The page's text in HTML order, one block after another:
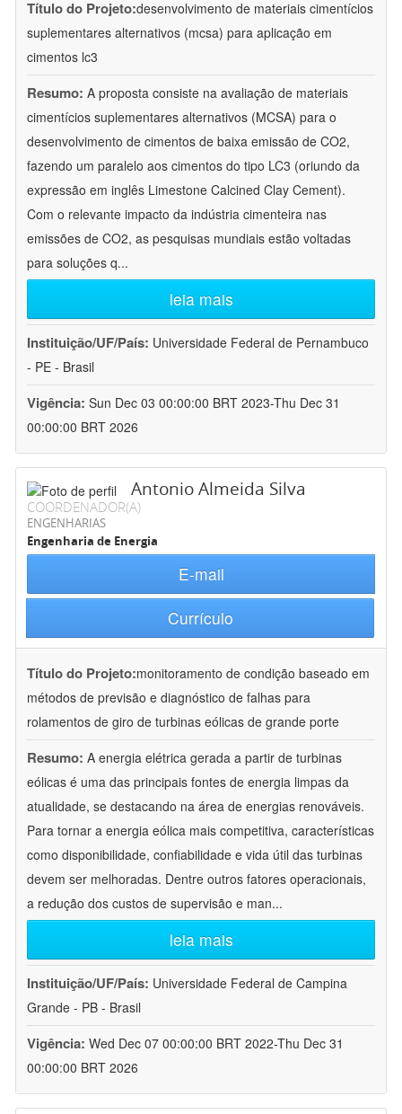
Título do Projeto:desenvolvimento de materiais cimentícios
suplementares alternativos (mcsa) para aplicação em
cimentos lc3
Resumo: A proposta consiste na avaliação de materiais
cimentícios suplementares alternativos (MCSA) para o
desenvolvimento de cimentos de baixa emissão de CO2,
fazendo um paralelo aos cimentos do tipo LC3 (oriundo da
expressão em inglês Limestone Calcined Clay Cement).
Com o relevante impacto da indústria cimenteira nas
emissões de CO2, as pesquisas mundiais estão voltadas
para soluções q...
leia mais
Instituição/UF/País: Universidade Federal de Pernambuco
- PE - Brasil
Vigência: Sun Dec 03 00:00:00 BRT 2023-Thu Dec 31
00:00:00 BRT 2026
Antonio Almeida Silva
COORDENADOR(A)
ENGENHARIAS
Engenharia de Energia
E-mail
Currículo
Título do Projeto:monitoramento de condição baseado em
métodos de previsão e diagnóstico de falhas para
rolamentos de giro de turbinas eólicas de grande porte
Resumo: A energia elétrica gerada a partir de turbinas
eólicas é uma das principais fontes de energia limpas da
atualidade, se destacando na área de energias renováveis.
Para tornar a energia eólica mais competitiva, características
como disponibilidade, confiabilidade e vida útil das turbinas
devem ser melhoradas. Dentre outros fatores operacionais,
a redução dos custos de supervisão e man...
leia mais
Instituição/UF/País: Universidade Federal de Campina
Grande - PB - Brasil
Vigência: Wed Dec 07 00:00:00 BRT 2022-Thu Dec 31
00:00:00 BRT 2026